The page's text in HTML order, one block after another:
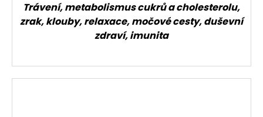
Trávení, metabolismus cukrů a cholesterolu,
zrak, klouby, relaxace, močové cesty, duševní
zdraví, imunita